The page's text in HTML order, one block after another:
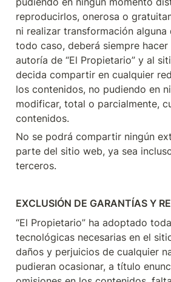
reproducirlos, onerosa o
ni realizar transformación alguna
todo caso, deberá siempre hacer
autoría de “El Propietario” y al
decida compartir en cualquier
los contenidos, no pudiendo en
modificar, total o parcialmente,
contenidos.
No se podrá compartir ningún
parte del sitio web, ya sea
terceros.
EXCLUSIÓN DE GARANTÍAS Y
“El Propietario” ha adoptado
tecnológicas necesarias en el
daños y perjuicios de cualquier
pudieran ocasionar, a título